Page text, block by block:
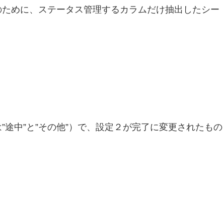
めに、ステータス管理するカラムだけ抽出したシー
中”と”その他”）で、設定２が完了に変更されたもの